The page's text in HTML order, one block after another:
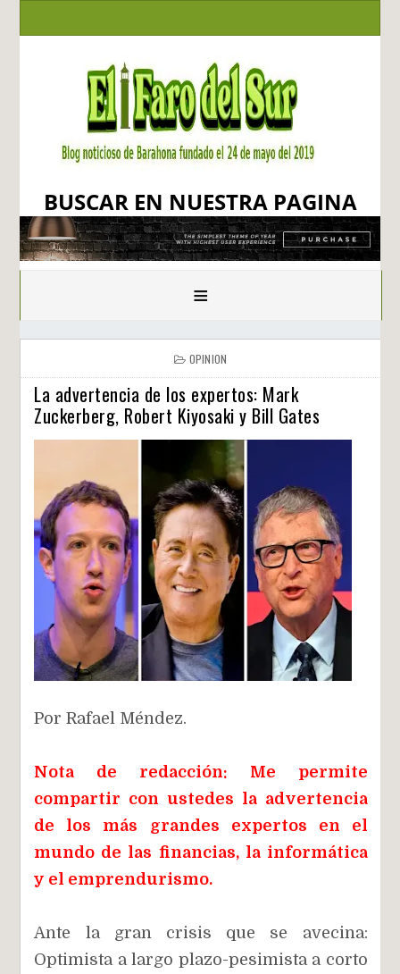
BUSCAR EN NUESTRA PAGINA
≡
OPINION
La advertencia de los expertos: Mark
Zuckerberg, Robert Kiyosaki y Bill Gates
Por Rafael Méndez.
Nota de redacción: Me permite
compartir con ustedes la advertencia
de los más grandes expertos en el
mundo de las financias, la informática
y el emprendurismo.
Ante la gran crisis que se avecina:
Optimista a largo plazo-pesimista a corto